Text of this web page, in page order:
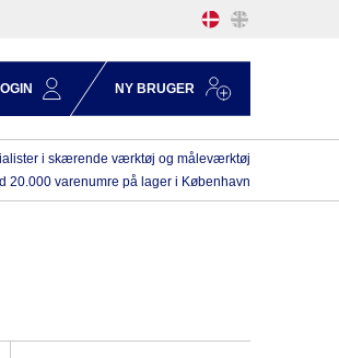
NY BRUGER
i skærende værktøj og måleværktøj
20.000 varenumre på lager i København